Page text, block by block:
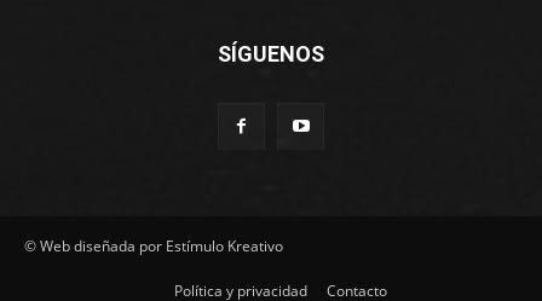
SÍGUENOS
© Web diseñada por Estímulo Kreativo
Política y privacidad Contacto